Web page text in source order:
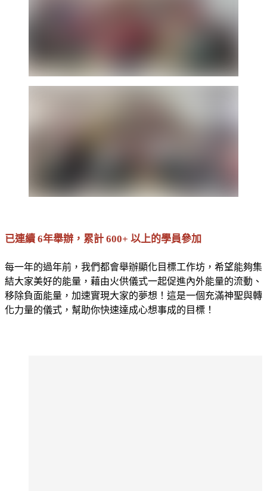
已連續 6年舉辦，累計 600+ 以上的學員參加
每一年的過年前，我們都會舉辦顯化目標工作坊，希望能夠集
結大家美好的能量，藉由火供儀式一起促進內外能量的流動、
移除負面能量，加速實現大家的夢想！這是一個充滿神聖與轉
化力量的儀式，幫助你快速達成心想事成的目標！